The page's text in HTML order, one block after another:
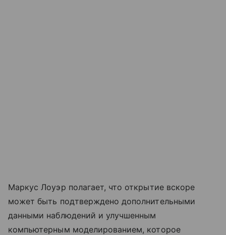
Маркус Лоуэр полагает, что открытие вскоре
может быть подтверждено дополнительными
данными наблюдений и улучшенным
компьютерным моделированием, которое